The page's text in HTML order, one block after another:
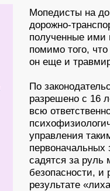
Мопедисты на
дорожно-
полученные
помимо того,
он еще и
По
разрешено с 16
всю
управления
садятся за
безопасности,
результате